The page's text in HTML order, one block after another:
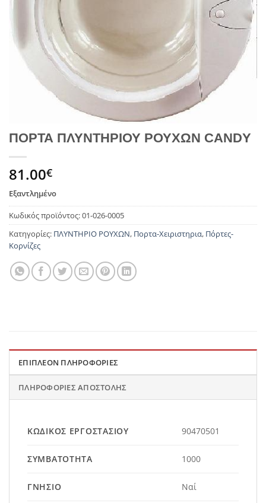
ΠΟΡΤΑ ΠΛΥΝΤΗΡΙΟΥ ΡΟΥΧΩΝ CANDΥ
81.00€
Εξαντλημένο
Κωδικός προϊόντος:01-026-0005
Κατηγορίες: ΠΛΥΝΤΗΡΙΟ ΡΟΥΧΩΝ, Πορτα-Χειριστηρια, Πόρτες-
Κορνίζες
ΕΠΙΠΛΈΟΝ ΠΛΗΡΟΦΟΡΊΕΣ
ΠΛΗΡΟΦΟΡΊΕΣ ΑΠΟΣΤΟΛΉΣ
ΚΩΔΙΚΌΣ ΕΡΓΟΣΤΑΣΊΟΥ 90470501
ΣΥΜΒΑΤΌΤΗΤΑ 1000
ΓΝΉΣΙΟ Ναί